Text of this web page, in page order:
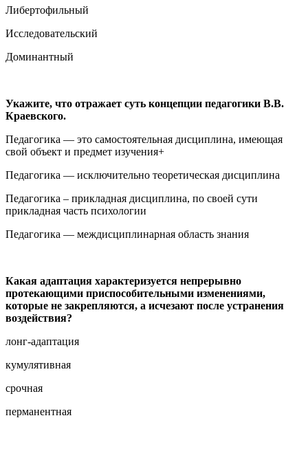
Либертофильный
Исследовательский
Доминантный
Укажите, что отражает суть концепции педагогики В.В.
Краевского.
Педагогика — это самостоятельная дисциплина, имеющая
свой объект и предмет изучения+
Педагогика — исключительно теоретическая дисциплина
Педагогика – прикладная дисциплина, по своей сути
прикладная часть психологии
Педагогика — междисциплинарная область знания
Какая адаптация характеризуется непрерывно
протекающими приспособительными изменениями,
которые не закрепляются, а исчезают после устранения
воздействия?
лонг-адаптация
кумулятивная
срочная
перманентная